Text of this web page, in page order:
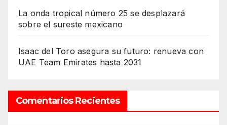
La onda tropical número 25 se desplazará
sobre el sureste mexicano
Isaac del Toro asegura su futuro: renueva con
UAE Team Emirates hasta 2031
Comentarios Recientes